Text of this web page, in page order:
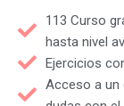
113 Curso
hasta nivel
Ejercicios
Acceso a un